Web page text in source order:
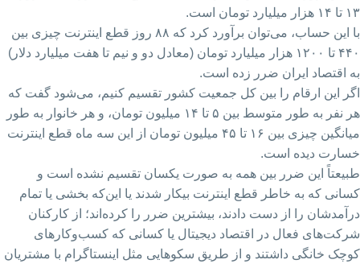
۱۳ تا ۱۴ هزار میلیارد تومان است.
با این حساب، می‌توان برآورد کرد که ۸۸ روز قطع اینترنت چیزی بین
۴۴۰ تا ۱۲۰۰ هزار میلیارد تومان (معادل دو و نیم تا هفت میلیارد دلار)
به اقتصاد ایران ضرر زده است.
اگر این ارقام را بین کل جمعیت کشور تقسیم کنیم، می‌شود گفت که
هر نفر به طور متوسط بین ۵ تا ۱۴ میلیون تومان، و هر خانوار به طور
میانگین چیزی بین ۱۶ تا ۴۵ میلیون تومان از این سه ماه قطع اینترنت
خسارت دیده است.
طبیعتاً این ضرر بین همه به صورت یکسان تقسیم نشده است و
کسانی که به خاطر قطع اینترنت بیکار شدند یا این‌که بخشی یا تمام
درآمدشان را از دست دادند، بیشترین ضرر را کرده‌اند؛ از کارکنان
شرکت‌های فعال در اقتصاد دیجیتال یا کسانی که کسب‌وکارهای
کوچک خانگی داشتند و از طریق سکوهایی مثل اینستاگرام با مشتریان